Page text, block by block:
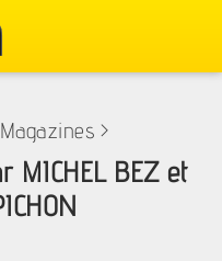
>
MICHEL BEZ et